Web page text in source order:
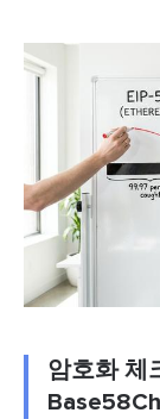
암호화 체